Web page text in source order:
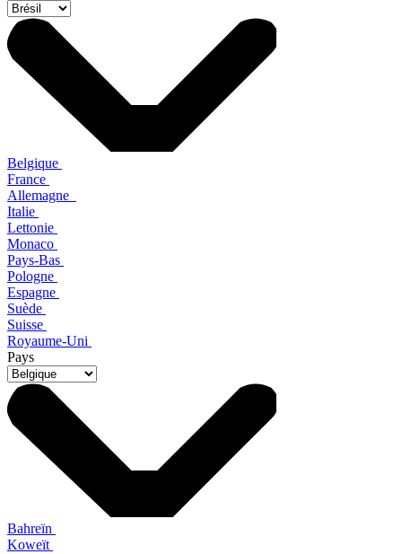
Belgique
France
Allemagne
Italie
Lettonie
Monaco
Pays-Bas
Pologne
Espagne
Suède
Suisse
Royaume-Uni
Pays
Bahreïn
Koweït